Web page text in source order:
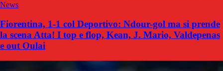
News
Fiorentina, 1-1 col Deportivo: Ndour-gol ma si prende
la scena Atta! I top e flop, Kean, J. Mario, Valdepenas
e out Oulai